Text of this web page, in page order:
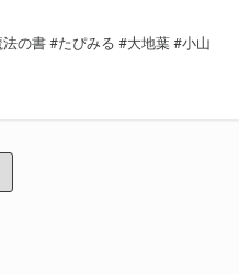
の書#たぴみる #大地葉 #小山